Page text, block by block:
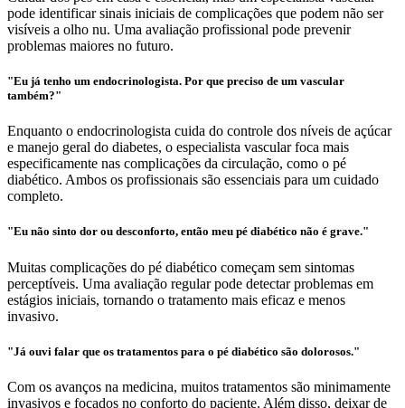
pode identificar sinais iniciais de complicações que podem não ser
visíveis a olho nu. Uma avaliação profissional pode prevenir
problemas maiores no futuro.
"Eu já tenho um endocrinologista. Por que preciso de um vascular
também?"
Enquanto o endocrinologista cuida do controle dos níveis de açúcar
e manejo geral do diabetes, o especialista vascular foca mais
especificamente nas complicações da circulação, como o pé
diabético. Ambos os profissionais são essenciais para um cuidado
completo.
"Eu não sinto dor ou desconforto, então meu pé diabético não é grave."
Muitas complicações do pé diabético começam sem sintomas
perceptíveis. Uma avaliação regular pode detectar problemas em
estágios iniciais, tornando o tratamento mais eficaz e menos
invasivo.
"Já ouvi falar que os tratamentos para o pé diabético são dolorosos."
Com os avanços na medicina, muitos tratamentos são minimamente
invasivos e focados no conforto do paciente. Além disso, deixar de